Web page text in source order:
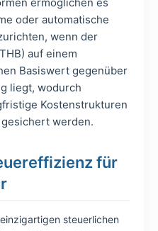
oder automatische
wenn der
auf einem
Basiswert gegenüber
liegt, wodurch
Kostenstrukturen
werden.
für
steuerlichen